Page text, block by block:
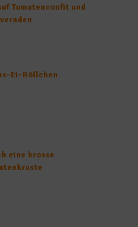
Tomatenconfit und
Ei-Röllchen
eine krosse